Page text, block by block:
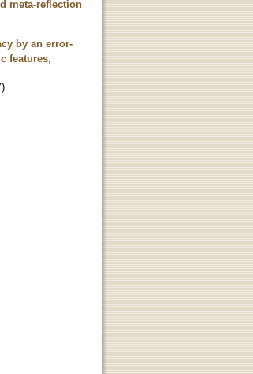
meta-reflection
by an error-
features,
)